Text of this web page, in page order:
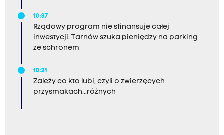
10:37
Rządowy program nie sfinansuje całej
inwestycji. Tarnów szuka pieniędzy na parking
ze schronem
10:21
Zależy co kto lubi, czyli o zwierzęcych
przysmakach...różnych